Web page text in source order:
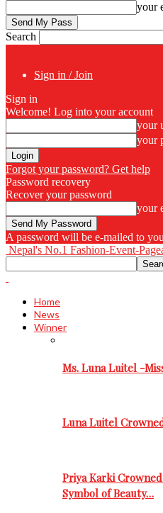
your
Search
Sign in / Join
Sign in
Welcome! Log into your account
your
your
Forgot your password? Get help
Password recovery
Recover your password
your
A password will be e-mailed to
Nepal's No.1 Fashion-Event-
Home
News
Winner
Ms. Luna Luitel -
Luna Luitel
Priya Karki Crowned
Symbol of Beauty…